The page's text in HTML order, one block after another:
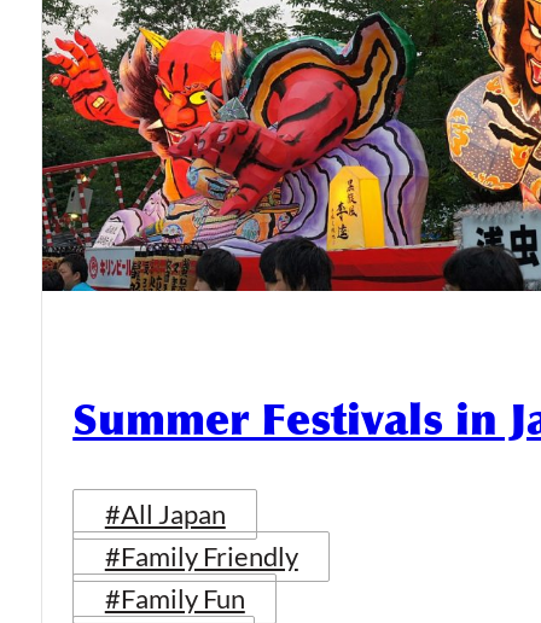
Summer Festivals in
#All Japan
#Family Friendly
#Family Fun